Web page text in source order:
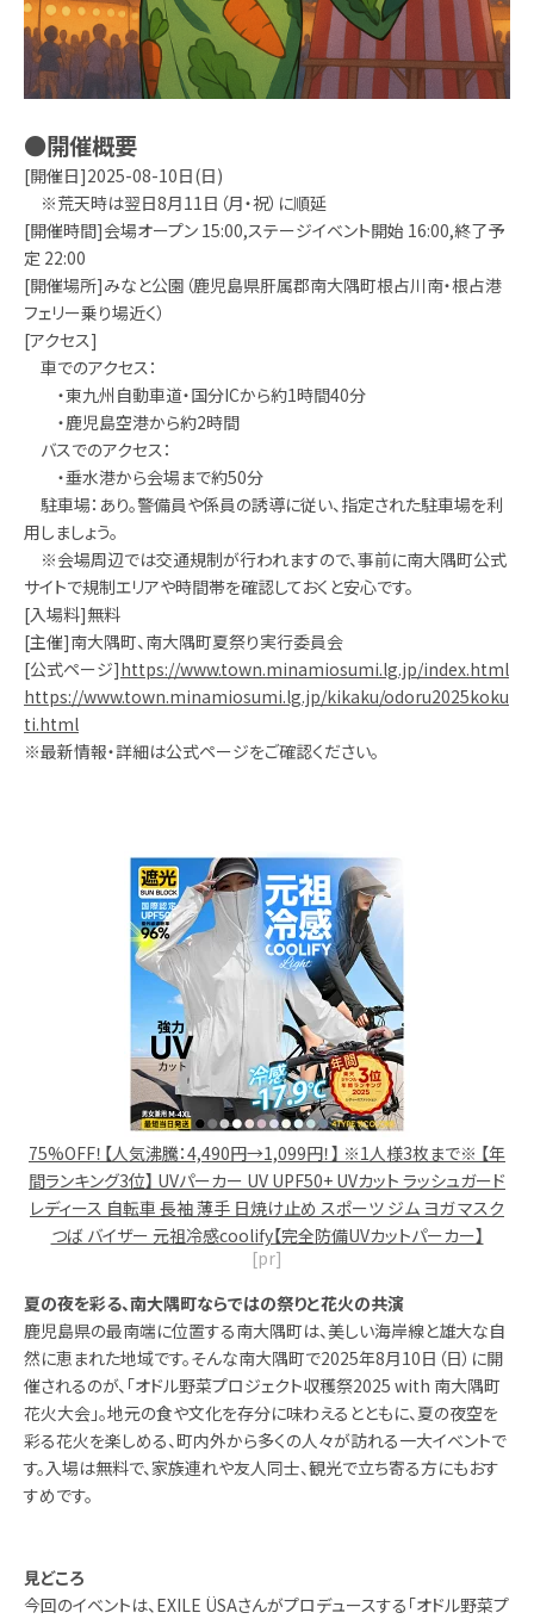
●開催概要
[開催日]2025-08-10日(日)
※荒天時は翌日8月11日（月・祝）に順延
[開催時間]会場オープン 15:00,ステージイベント開始 16:00,終了予
定 22:00
[開催場所]みなと公園（鹿児島県肝属郡南大隅町根占川南・根占港
フェリー乗り場近く）
[アクセス]
車でのアクセス：
・東九州自動車道・国分ICから約1時間40分
・鹿児島空港から約2時間
バスでのアクセス：
・垂水港から会場まで約50分
駐車場：あり。警備員や係員の誘導に従い、指定された駐車場を利
用しましょう。
※会場周辺では交通規制が行われますので、事前に南大隅町公式
サイトで規制エリアや時間帯を確認しておくと安心です。
[入場料]無料
[主催]南大隅町、南大隅町夏祭り実行委員会
[公式ページ]https://www.town.minamiosumi.lg.jp/index.html
https://www.town.minamiosumi.lg.jp/kikaku/odoru2025koku
ti.html
※最新情報・詳細は公式ページをご確認ください。
75%OFF！【人気沸騰：4,490円→1,099円！】 ※1人様3枚まで※ 【年
間ランキング3位】 UVパーカー UV UPF50+ UVカット ラッシュガード
レディース 自転車 長袖 薄手 日焼け止め スポーツ ジム ヨガ マスク
つば バイザー 元祖冷感coolify【完全防備UVカットパーカー】
[pr]
夏の夜を彩る、南大隅町ならではの祭りと花火の共演
鹿児島県の最南端に位置する南大隅町は、美しい海岸線と雄大な自
然に恵まれた地域です。そんな南大隅町で2025年8月10日（日）に開
催されるのが、「オドル野菜プロジェクト収穫祭2025 with 南大隅町
花火大会」。地元の食や文化を存分に味わえるとともに、夏の夜空を
彩る花火を楽しめる、町内外から多くの人々が訪れる一大イベントで
す。入場は無料で、家族連れや友人同士、観光で立ち寄る方にもおす
すめです。
見どころ
今回のイベントは、EXILE ÜSAさんがプロデュースする「オドル野菜プ